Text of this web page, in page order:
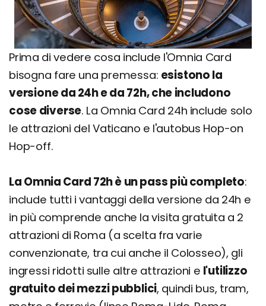
Prima di vedere cosa include l'Omnia Card
bisogna fare una premessa: esistono la
versione da 24h e da 72h, che includono
cose diverse. La Omnia Card 24h include solo
le attrazioni del Vaticano e l'autobus Hop-on
Hop-off.
La Omnia Card 72h è un pass più completo:
include tutti i vantaggi della versione da 24h e
in più comprende anche la visita gratuita a 2
attrazioni di Roma (a scelta fra varie
convenzionate, tra cui anche il Colosseo), gli
ingressi ridotti sulle altre attrazioni e l'utilizzo
gratuito dei mezzi pubblici, quindi bus, tram,